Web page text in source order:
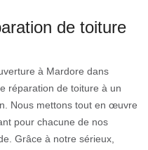
de toiture
à Mardore dans
réparation de toiture à un
Nous mettons tout en œuvre
pour chacune de nos
Grâce à notre sérieux,